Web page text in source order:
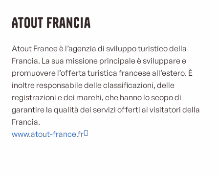
Atout Francia
Atout France è l’agenzia di sviluppo turistico della
Francia. La sua missione principale è sviluppare e
promuovere l’offerta turistica francese all’estero. È
inoltre responsabile delle classificazioni, delle
registrazioni e dei marchi, che hanno lo scopo di
garantire la qualità dei servizi offerti ai visitatori della
Francia.
www.atout-france.fr